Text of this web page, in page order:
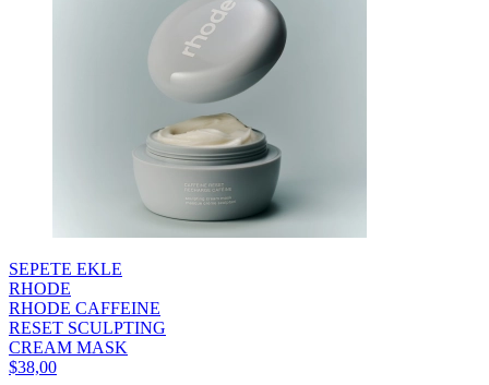
SEPETE EKLE
RHODE
RHODE CAFFEINE
RESET SCULPTING
CREAM MASK
$38,00